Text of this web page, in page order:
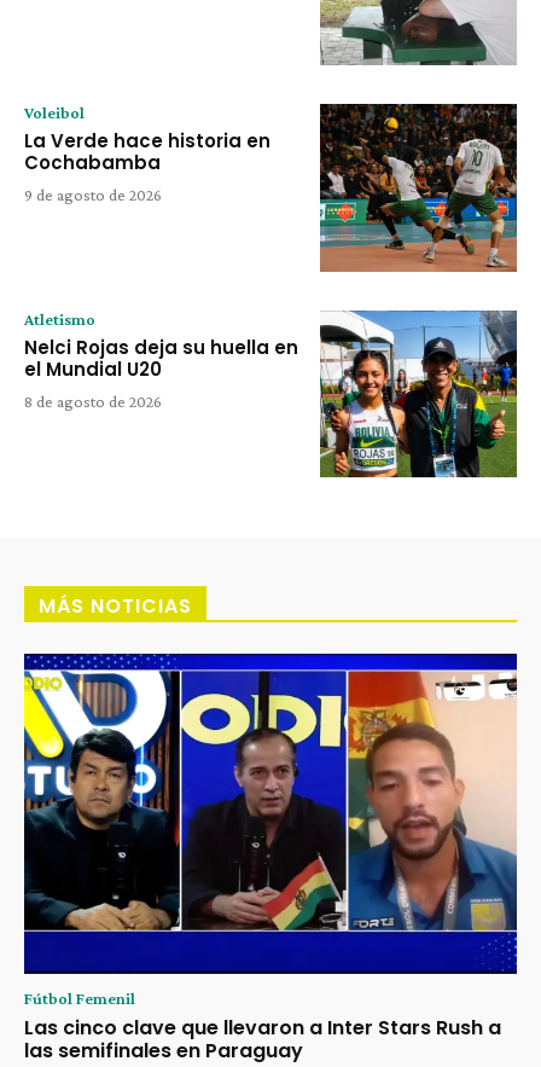
Voleibol
La Verde hace historia en
Cochabamba
9 de agosto de 2026
Atletismo
Nelci Rojas deja su huella en
el Mundial U20
8 de agosto de 2026
MÁS NOTICIAS
Fútbol Femenil
Las cinco clave que llevaron a Inter Stars Rush a
las semifinales en Paraguay